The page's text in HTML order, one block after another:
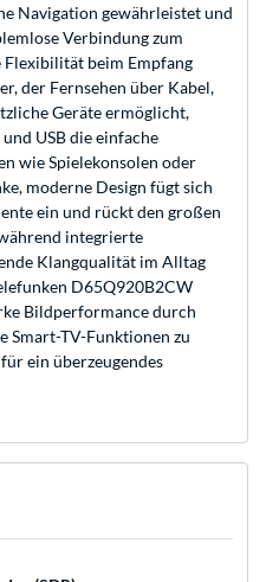
Navigation gewährleistet und
Verbindung zum
beim Empfang
der Fernsehen über Kabel,
Geräte ermöglicht,
USB die einfache
wie Spielekonsolen oder
moderne Design fügt sich
ein und rückt den großen
integrierte
Klangqualität im Alltag
D65Q920B2CW
Bildperformance durch
Smart-TV-Funktionen zu
ein überzeugendes